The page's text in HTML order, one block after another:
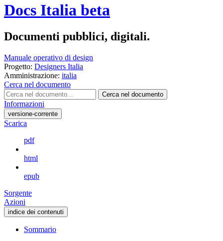
Docs Italia beta
Documenti pubblici, digitali.
Manuale operativo di design
Progetto: Designers Italia
Amministrazione: italia
Cerca nel documento
Cerca nel documento
Informazioni
versione-corrente
Scarica
pdf
html
epub
Sorgente
Azioni
indice dei contenuti
Sommario